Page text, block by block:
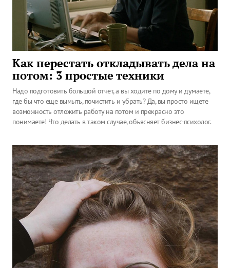
Как перестать откладывать дела на
потом: 3 простые техники
Надо подготовить большой отчет, а вы ходите по дому и думаете,
где бы что еще вымыть, почистить и убрать? Да, вы просто ищете
возможность отложить работу на потом и прекрасно это
понимаете! Что делать в таком случае, объясняет бизнес-психолог.